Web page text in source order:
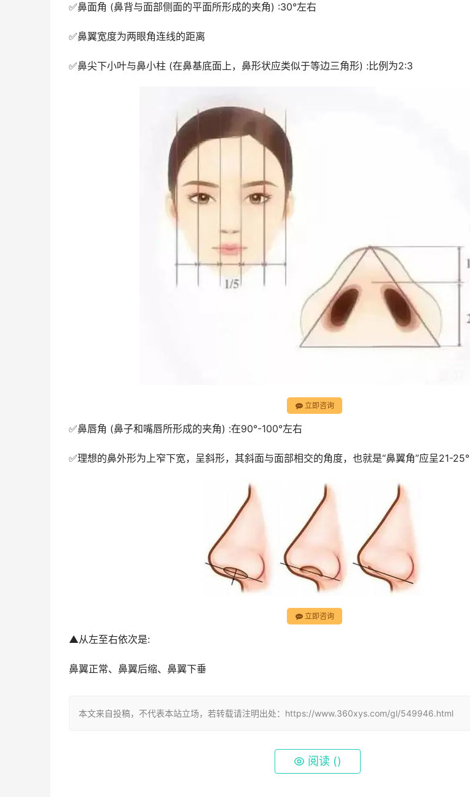
✅鼻面角 (鼻背与面部侧面的平面所形成的夹角) :30°左右
✅鼻翼宽度为两眼角连线的距离
✅鼻尖下小叶与鼻小柱 (在鼻基底面上，鼻形状应类似于等边三角形) :比例为2:3
立即咨询
✅鼻唇角 (鼻子和嘴唇所形成的夹角) :在90°-100°左右
✅理想的鼻外形为上窄下宽，呈斜形，其斜面与面部相交的角度，也就是“鼻翼角”应呈21-25°
立即咨询
▲从左至右依次是:
鼻翼正常、鼻翼后缩、鼻翼下垂
本文来自投稿，不代表本站立场，若转载请注明出处：https://www.360xys.com/gl/549946.html
阅读 ()